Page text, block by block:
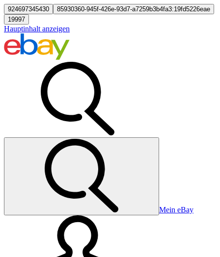
924697345430
85930360-945f-426e-93d7-a7259b3b4fa3:19fd5226eae
19997
Hauptinhalt anzeigen
Mein eBay